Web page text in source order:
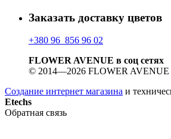
Заказать доставку цветов
+380 96 856 96 02
FLOWER AVENUE в соц сетях
© 2014—2026 FLOWER AVENUE
Создание интернет магазина и
Etechs
Обратная связь